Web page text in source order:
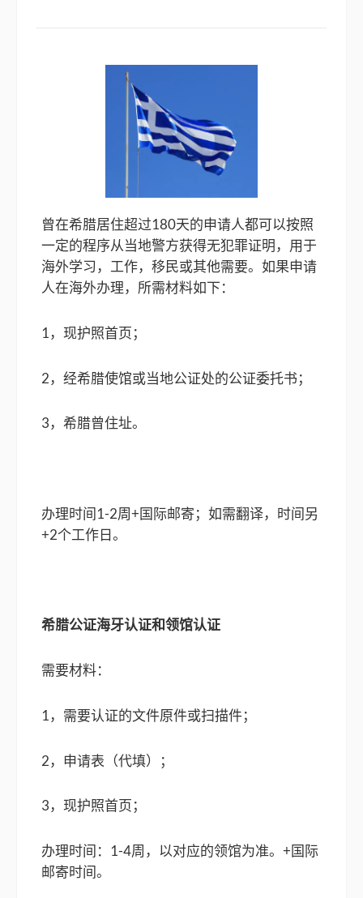
曾在希腊居住超过180天的申请人都可以按照
一定的程序从当地警方获得无犯罪证明，用于
海外学习，工作，移民或其他需要。如果申请
人在海外办理，所需材料如下：
1，现护照首页；
2，经希腊使馆或当地公证处的公证委托书；
3，希腊曾住址。
办理时间1-2周+国际邮寄；如需翻译，时间另
+2个工作日。
希腊公证海牙认证和领馆认证
需要材料：
1，需要认证的文件原件或扫描件；
2，申请表（代填）；
3，现护照首页；
办理时间：1-4周，以对应的领馆为准。+国际
邮寄时间。